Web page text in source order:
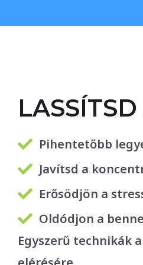
Pihentetőbb
Javítsd a
Erősödjön a
Oldódjon a
Egyszerű technikák